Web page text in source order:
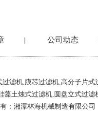
| 公司动态
过滤机,膜芯过滤机,高分子片式
藻土烛式过滤机, 圆盘立式过滤
：湘潭林海机械制造有限公司